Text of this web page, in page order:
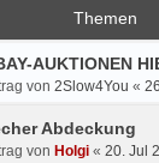
Themen
AUKTIONEN
von 2Slow4You «
Abdeckung
von Holgi « 20. Jul